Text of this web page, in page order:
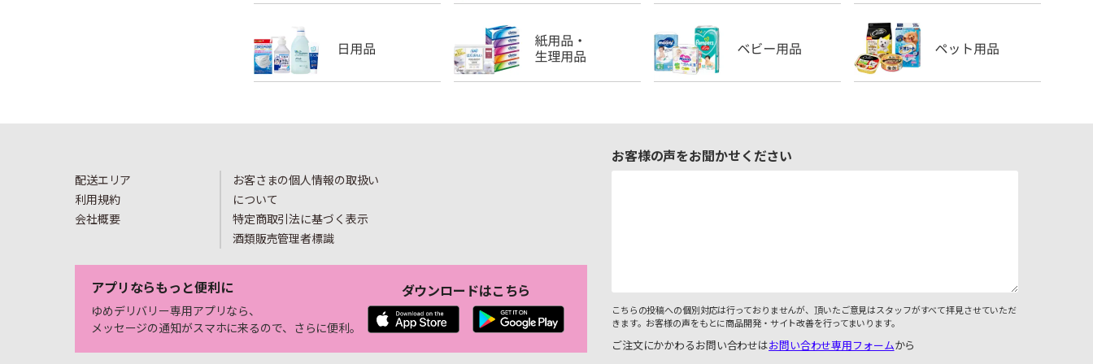
配送エリア
利用規約
会社概要
お客さまの個人情報の取扱い
について
特定商取引法に基づく表示
酒類販売管理者標識
アプリならもっと便利に
ゆめデリバリー専用アプリなら、
メッセージの通知がスマホに来るので、さらに便利。
ダウンロードはこちら
お客様の声をお聞かせください
こちらの投稿への個別対応は行っておりませんが、頂いたご意見はスタッフがすべて拝見させていただ
きます。お客様の声をもとに商品開発・サイト改善を行ってまいります。
ご注文にかかわるお問い合わせはお問い合わせ専用フォームから